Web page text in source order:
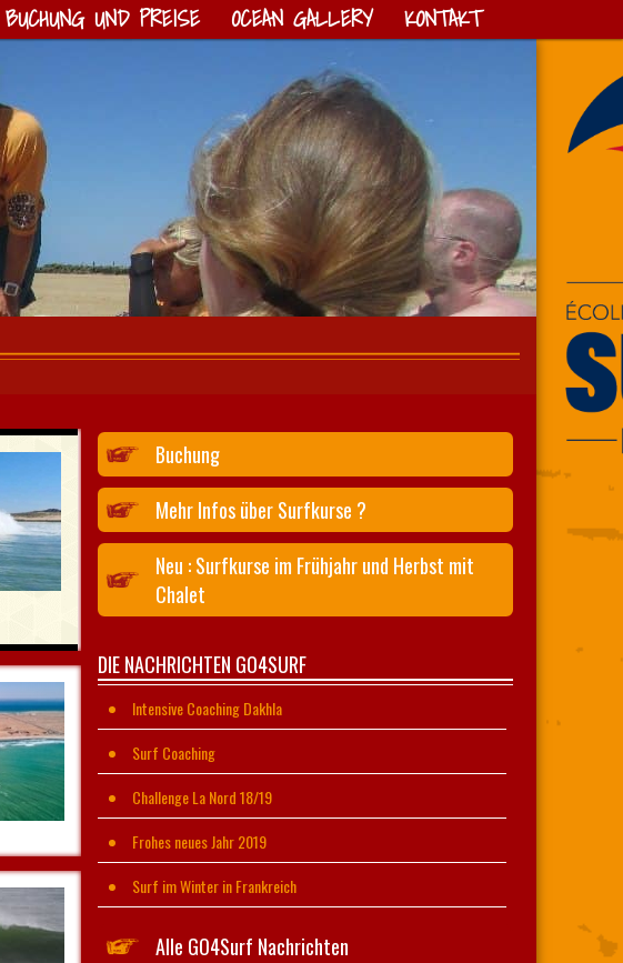
BUCHUNG UND PREISE OCEAN GALLERY KONTAKT
Buchung
Mehr Infos über Surfkurse ?
Neu : Surfkurse im Frühjahr und Herbst mit
Chalet
DIE NACHRICHTEN GO4SURF
Intensive Coaching Dakhla
Surf Coaching
Challenge La Nord 18/19
Frohes neues Jahr 2019
Surf im Winter in Frankreich
Alle GO4Surf Nachrichten